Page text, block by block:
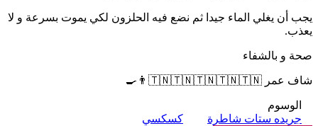
يجب أن يغلي الماء جيدا ثم نضع فيه الحلزون لكي يموت بسرعة و لا
يعذب.
صحة و بالشفاء
شاف عمر 🇹🇳🇹🇳🇹🇳🇹🇳🇹🇳👨‍🍳
الوسوم
جريده ستات شاطرة
كسكسي